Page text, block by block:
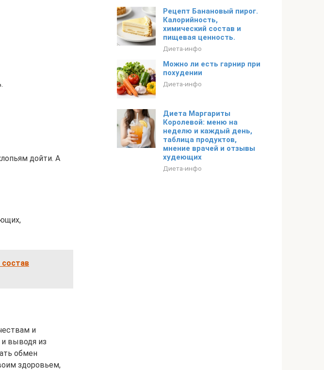
дойти. А
и
выводя из
обмен
здоровьем,
Рецепт Банановый пирог.
Калорийность,
химический состав и
пищевая ценность.
Диета-инфо
Можно ли есть гарнир при
похудении
Диета-инфо
Диета Маргариты
Королевой: меню на
неделю и каждый день,
таблица продуктов,
мнение врачей и отзывы
худеющих
Диета-инфо